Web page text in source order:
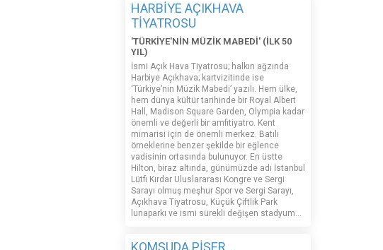
HARBİYE AÇIKHAVA
TİYATROSU
'TÜRKİYE'NİN MÜZİK MABEDİ' (İLK 50
YIL)
İsmi Açık Hava Tiyatrosu; halkın ağzında
Harbiye Açıkhava; kartvizitinde ise
‘Türkiye’nin Müzik Mabedi’ yazılı. Hem ülke,
hem dünya kültür tarihinde bir Royal Albert
Hall, Madison Square Garden, Olympia kadar
önemli ve değerli bir amfitiyatro. Kent
mimarisi için de önemli merkez. Batılı
örneklerine benzer şekilde bir eğlence
vadisinin ortasında bulunuyor. En üstte
Hilton, biraz altında, günümüzde adı İstanbul
Lütfi Kırdar Uluslararası Kongre ve Sergi
Sarayı olmuş meşhur Spor ve Sergi Sarayı,
Açıkhava Tiyatrosu, Küçük Çiftlik Park
lunaparkı ve ismi sürekli değişen stadyum…